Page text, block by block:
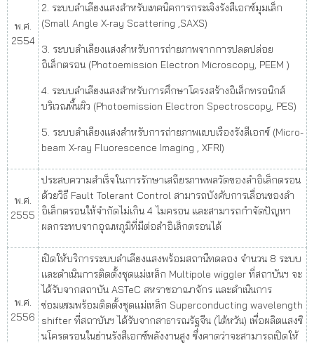
พ.ศ.
2554
2. ระบบลำเลียงแสงสำหรับเทคนิคการกระเจิงรังสีเอกซ์มุมเล็ก
(Small Angle X-ray Scattering ,SAXS)
3. ระบบลำเลียงแสงสำหรับการถ่ายภาพจากการปลดปล่อย
อิเล็กตรอน (Photoemission Electron Microscopy, PEEM )
4. ระบบลำเลียงแสงสำหรับการศึกษาโครงสร้างอิเล็กทรอนิกส์
บริเวณพื้นผิว (Photoemission Electron Spectroscopy, PES)
5. ระบบลำเลียงแสงสำหรับการถ่ายภาพแบบเรืองรังสีเอกซ์ (Micro-
beam X-ray Fluorescence Imaging , XFRI)
พ.ศ.
2555
ประสบความสำเร็จในการรักษาเสถียรภาพพลวัตของลำอิเล็กตรอน
ด้วยวิธี Fault Tolerant Control สามารถบังคับการเลื่อนของลำ
อิเล็กตรอนให้จำกัดไม่เกิน 4 ไมครอน และสามารถกำจัดปัญหา
ผลกระทบจากอุณหภูมิที่มีต่อลำอิเล็กตรอนได้
พ.ศ.
2556
เปิดให้บริการระบบลำเลียงแสงพร้อมสถานีทดลอง จำนวน 8 ระบบ
และดำเนินการติดตั้งชุดแม่เหล็ก Multipole wiggler ที่สถาบันฯ จะ
ได้รับจากสถาบัน ASTeC สหราชอาณาจักร และดำเนินการ
ซ่อมแซมพร้อมติดตั้งชุดแม่เหล็ก Superconducting wavelength
shifter ที่สถาบันฯ ได้รับจากสาธารณรัฐจีน (ไต้หวัน) เพื่อผลิตแสงซิ
นโครตรอนในย่านรังสีเอกซ์พลังงานสูง ซึ่งคาดว่าจะสามารถเปิดให้